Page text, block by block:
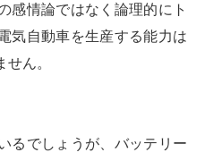
感情論ではなく論理的にト
気自動車を生産する能力は
ん。
るでしょうが、バッテリー